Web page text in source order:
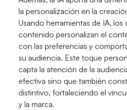
la personalización en la
Usando herramientas de IA, los
contenido personalizan el
con las preferencias y
su audiencia. Este toque
capta la atención de la
efectiva sino que también
distintivo, fortaleciendo el
y la marca.